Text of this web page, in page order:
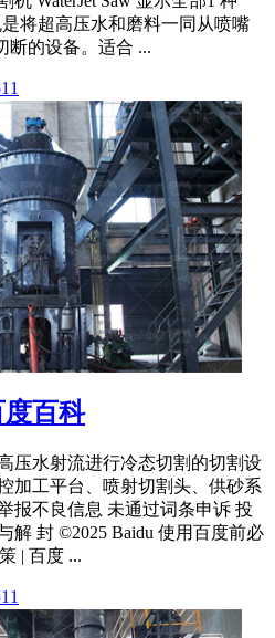
将超高压水和磨料一同从喷嘴
断的设备。适合 ...
百科
压水射流进行冷态切割的切割设
加工平台、喷射切割头、供砂系
报不良信息 未通过词条申诉 投
解 封 ©2025 Baidu 使用百度前必
| 百度 ...